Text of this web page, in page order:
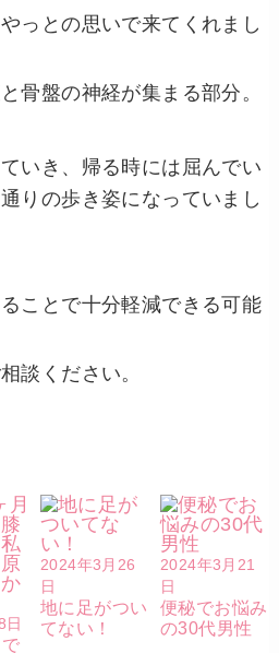
っとの思いで来てくれまし
骨盤の神経が集まる部分。
いき、帰る時には屈んでい
りの歩き姿になっていまし
ことで十分軽減できる可能
談ください。
日
2024年3月26
日
地に足がつい
てない！
2024年3月21
日
便秘でお悩み
の30代男性